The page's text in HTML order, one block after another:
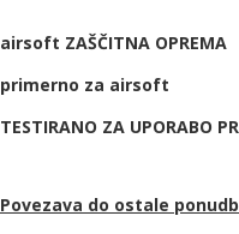
airsoft ZAŠČITNA OPREMA
primerno za airsoft
TESTIRANO ZA UPORABO
Povezava do ostale